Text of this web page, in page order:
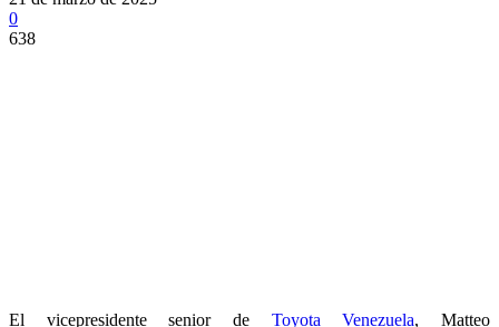
0
638
El vicepresidente senior de Toyota Venezuela, Matteo